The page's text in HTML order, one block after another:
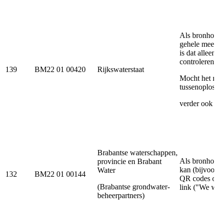
139 BM22 01 00420 Rijkswaterstaat
Als
gehele
is dat
controleren
Mocht het
verder ook
132 BM22 01 00144
Brabantse waterschappen,
provincie en Brabant
Water
(Brabantse grondwater-
beheerpartners)
Als
kan
QR codes
link ("We